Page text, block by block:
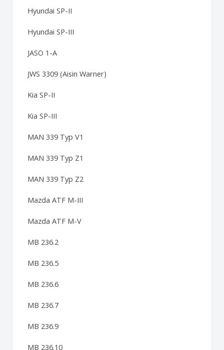
Hyundai SP-II
Hyundai SP-III
JASO 1-A
JWS 3309 (Aisin Warner)
Kia SP-II
Kia SP-III
MAN 339 Typ V1
MAN 339 Typ Z1
MAN 339 Typ Z2
Mazda ATF M-III
Mazda ATF M-V
MB 236.2
MB 236.5
MB 236.6
MB 236.7
MB 236.9
MB 236.10